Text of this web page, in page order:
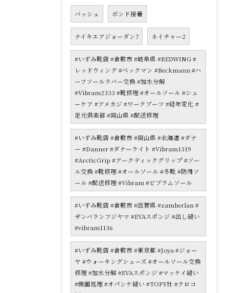
バッシュ ボンド接着
ナイキエアジョーダン7 ネイチャー2
#いずみ靴店 #倉敷市 #岐阜県 #REDWING #
レッドウィング #ベックマン #Beckmann #ハ
ーフソールラバー交換 #加水分解
#Vibram2333 #靴修理 #オールソール #シュ
ーケア #アメカジ #ワークブーツ #経年変化 #
足元倶楽部 #岡山県 #配送修理
#いずみ靴店 #倉敷市 #岡山県 #北海道 #ダナ
ー #Danner #ダナーライト #Vibram1319
#ArcticGrip #アークティックグリップ #ソー
ル交換 #靴修理 #オールソール #冬靴 #防滑ソ
ール #配送修理 #Vibram #ビブラムソール
#いずみ靴店 #倉敷市 #滋賀県 #zamberlan #
ザンバランフジヤマ #EVAスポンジ #出し縫い
#vibram1136
#いずみ靴店 #倉敷市 #東京都 #Joya #ジョー
ヤ #ウォーキングシューズ #オールソール交換
修理 #加水分解 #EVAスポンジ #マッケイ縫い
#側面処理 #オパンケ縫い #TOPY社 #クロコ